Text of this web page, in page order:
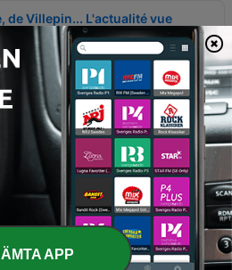
de Villepin... L'actualité vue
Bret
Richard suivent la Coupe
Ladesou, Bigard...
Antoine Le Bret !
L'actualité vue par
APP